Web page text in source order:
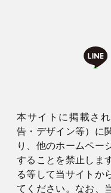
本サイトに掲載さ
告・デザイン等）に
り、他のホームペー
することを禁止しま
る等して当サイトか
てください。なお、